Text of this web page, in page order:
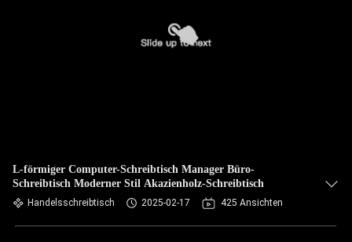
L-förmiger Computer-Schreibtisch Manager Büro-
Schreibtisch Moderner Stil Akazienholz-Schreibtisch
Handelsschreibtisch 2025-02-17 425 Ansichten